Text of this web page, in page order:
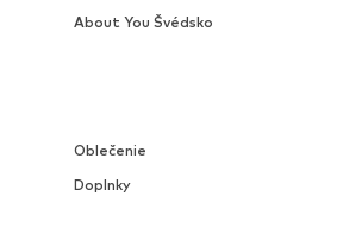
Oblečenie
Doplnky
About You Švédsko